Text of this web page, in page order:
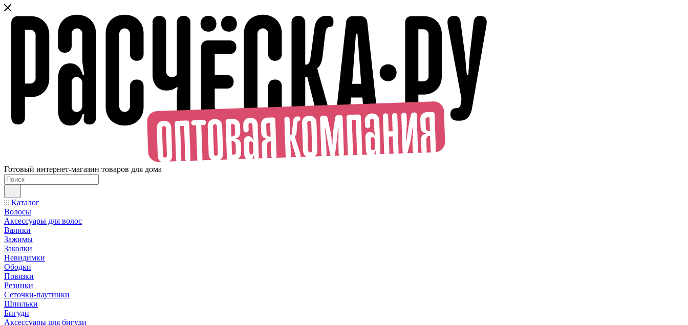
Готовый интернет-магазин товаров для дома
Каталог
Волосы
Аксессуары для волос
Валики
Зажимы
Заколки
Невидимки
Ободки
Повязки
Резинки
Сеточки-паутинки
Шпильки
Бигуди
Аксессуары для бигуди